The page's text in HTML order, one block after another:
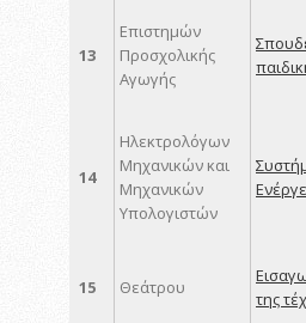
13
Επιστημών
Προσχολικής
Αγωγής
14
Ηλεκτρολόγων
Μηχανικών και
Μηχανικών
Υπολογιστών
15 Θεάτρου
της